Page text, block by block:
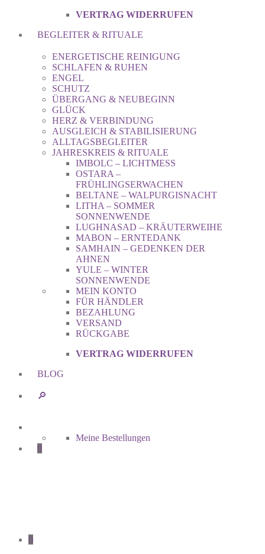
VERTRAG WIDERRUFEN
BEGLEITER & RITUALE
ENERGETISCHE REINIGUNG
SCHLAFEN & RUHEN
ENGEL
SCHUTZ
ÜBERGANG & NEUBEGINN
GLÜCK
HERZ & VERBINDUNG
AUSGLEICH & STABILISIERUNG
ALLTAGSBEGLEITER
JAHRESKREIS & RITUALE
IMBOLC – LICHTMESS
OSTARA –
FRÜHLINGSERWACHEN
BELTANE – WALPURGISNACHT
LITHA – SOMMER
SONNENWENDE
LUGHNASAD – KRÄUTERWEIHE
MABON – ERNTEDANK
SAMHAIN – GEDENKEN DER
AHNEN
YULE – WINTER
SONNENWENDE
MEIN KONTO
FÜR HÄNDLER
BEZAHLUNG
VERSAND
RÜCKGABE
VERTRAG WIDERRUFEN
BLOG
🔎︎
Meine Bestellungen
0
0